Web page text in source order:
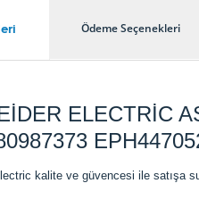
Ödeme Seçenekleri
ELECTRİC
kalite ve güvencesi ile satışa